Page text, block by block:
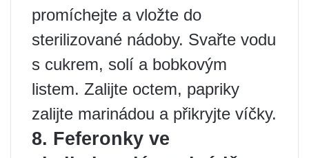
promíchejte a vložte do
sterilizované nádoby. Svařte vodu
s cukrem, solí a bobkovým
listem. Zalijte octem, papriky
zalijte marinádou a přikryjte víčky.
8. Feferonky ve